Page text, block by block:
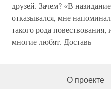
друзей. Зачем? «В
отказывался, мне
такого рода
многие любят. Доставь
О проекте